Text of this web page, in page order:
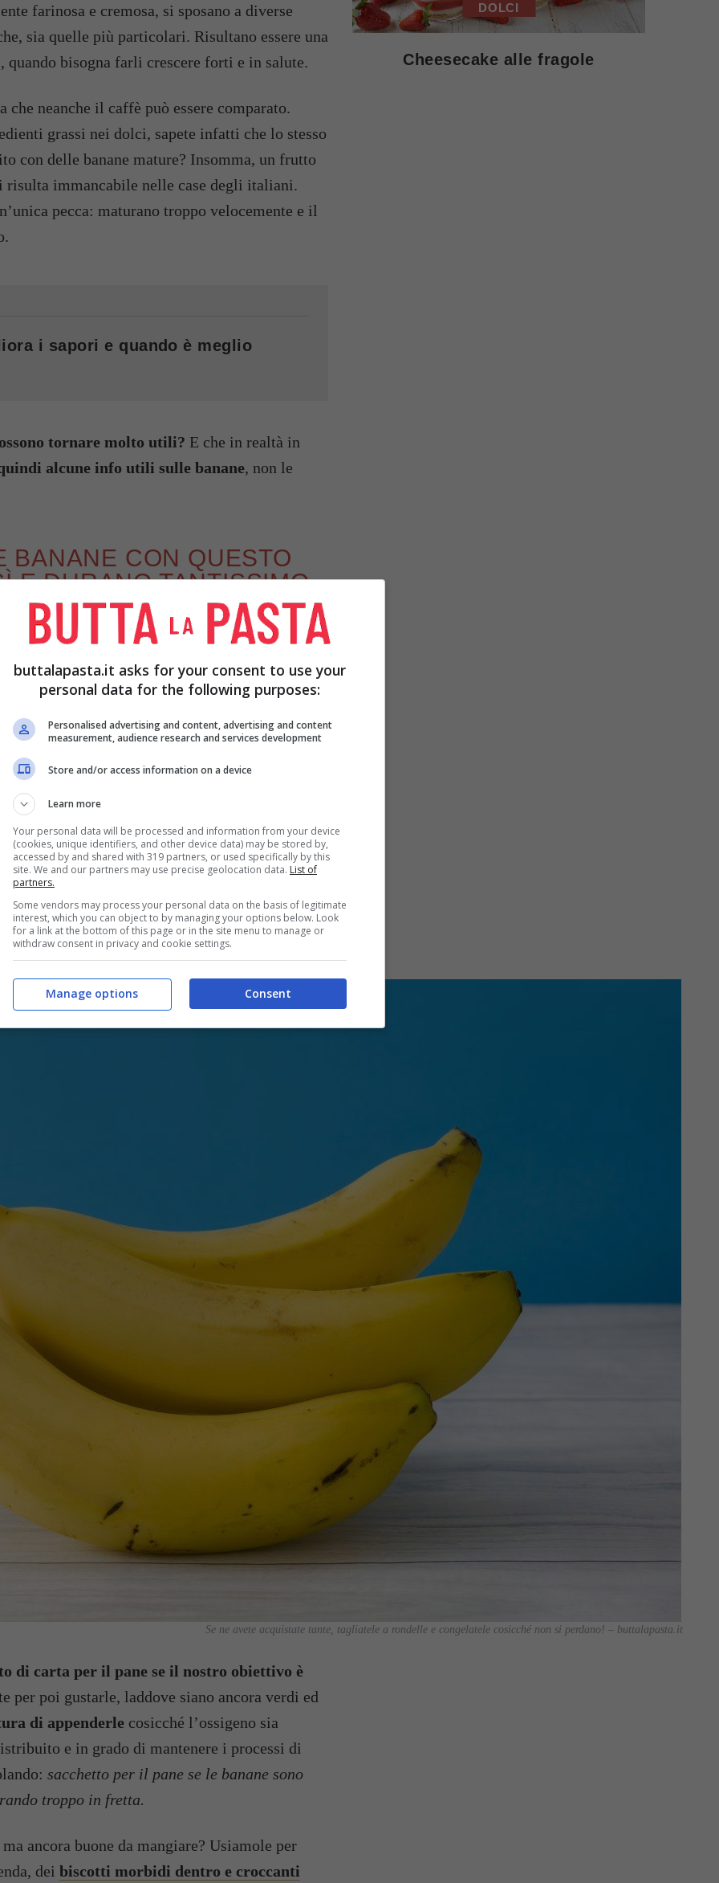
farinosa e cremosa, si sposano a diverse
sia quelle più particolari. Risultano essere una
bisogna farli crescere forti e in salute.
neanche il caffè può essere comparato.
grassi nei dolci, sapete infatti che lo stesso
con delle banane mature? Insomma, un frutto
risulta immancabile nelle case degli italiani.
pecca: maturano troppo velocemente e il
i sapori e quando è meglio
tornare molto utili? E che in realtà in
alcune info utili sulle banane, non le
BANANE CON QUESTO
E DURANO TANTISSIMO,
molta meno facilità quando la temperatura
a conservarle all’interno del frigorifero,
in un luogo sì fresco, ma asciutto e lontano
caldo che stiamo affrontando quotidianamente
è un vero peccato!
alcuni piani per evitare che ciò avvenga,
per alcuni, per altri no, è quello di
della pellicola alimentare. La maggior parte
rilascio di etilene, sostanza naturalmente
produzione avendo come conseguenza una
poi che a contatto con mele, pere e
Se ne avete acquistate tante, tagliatele a rondelle e congelatele cosicché non si perdano! – buttalapasta.it
di carta per il pane se il nostro obiettivo è
per poi gustarle, laddove siano ancora verdi ed
di appenderle cosicché l’ossigeno sia
e in grado di mantenere i processi di
sacchetto per il pane se le banane sono
troppo in fretta.
ancora buone da mangiare? Usiamole per
dei biscotti morbidi dentro e croccanti
DOLCI
Cheesecake alle fragole
buttalapasta.it asks for your consent to use your
personal data for the following purposes:
Personalised advertising and content, advertising and content
measurement, audience research and services development
Store and/or access information on a device
Learn more
Your personal data will be processed and information from your device
(cookies, unique identifiers, and other device data) may be stored by,
accessed by and shared with 319 partners, or used specifically by this
site. We and our partners may use precise geolocation data. List of
partners.
Some vendors may process your personal data on the basis of legitimate
interest, which you can object to by managing your options below. Look
for a link at the bottom of this page or in the site menu to manage or
withdraw consent in privacy and cookie settings.
Consent
Manage options